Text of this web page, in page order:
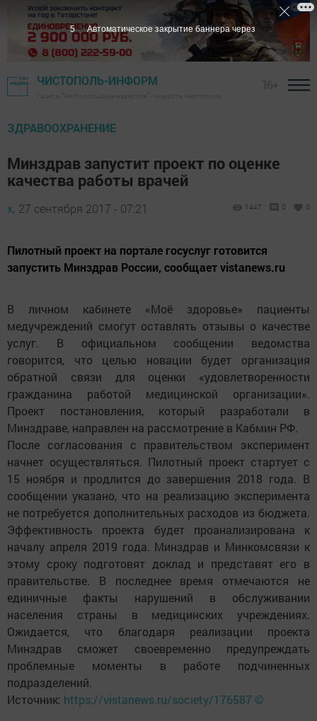
ЧИСТОПОЛЬ-ИНФОРМ
ЗДРАВООХРАНЕНИЕ
Минздрав запустит проект по оценке
качества работы врачей
х, 27 сентября 2017 - 07:21 1447 0 0
Пилотный проект на портале госуслуг готовится
запустить Минздрав России, сообщает vistanews.ru
В личном кабинете «Моё здоровье» пациенты
медучреждений смогут оставлять отзывы о качестве
услуг. В официальном сообщении ведомства
говорится, что целью новации будет организация
обратной связи для оценки «удовлетворенности
гражданина работой медицинской организации».
Проект постановления, который разработали в
Минздраве, направлен на рассмотрение в Кабмин РФ.
После согласования с правительством эксперимент
начнет осуществляться. Пилотный проект стартует с
15 ноября и продлится до завершения 2018 года. В
сообщении указано, что на реализацию эксперимента
не потребуется дополнительных расходов из бюджета.
Эффективность проекта будет проанализирована к
началу апреля 2019 года. Минздрав и Минкомсвязи к
этому сроку подготовят доклад и представят его в
правительстве. В последнее время отмечаются не
единичные факты нарушений в обслуживании
населения страны в медицинских учреждениях.
Ожидается, что благодаря реализации проекта
Минздрав сможет своевременно предупреждать
проблемные моменты в работе подчиненных
подразделений.
Источник: https://vistanews.ru/society/176587 ©
4 Автоматическое закрытие баннера через